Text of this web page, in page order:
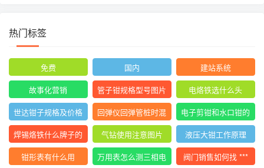
热门标签
免费 国内
建站系统
故事化营销
管子钳规格型号图片
尺寸
电烙铁选什么头
世达钳子规格及价格
大全
回弹仪回弹管桩时混
凝土碎
电子剪钳和水口钳的
区别
焊锡烙铁什么牌子的
好用
气钻使用注意图片
液压大钳工作原理
钳形表有什么用
万用表怎么测三相电
阀门销售如何找 ***